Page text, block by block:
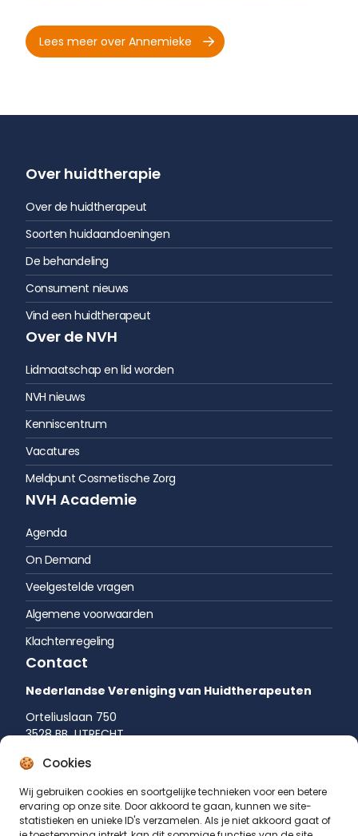
Cookies
Wij gebruiken cookies en soortgelijke technieken voor een betere
ervaring op onze site. Door akkoord te gaan, kunnen we site-
statistieken en unieke ID's verzamelen. Als je niet akkoord gaat of
Lees meer over Annemieke
Over huidtherapie
Over de huidtherapeut
Soorten huidaandoeningen
De behandeling
Consument nieuws
Vind een huidtherapeut
Over de NVH
Lidmaatschap en lid worden
NVH nieuws
Kenniscentrum
Vacatures
Meldpunt Cosmetische Zorg
NVH Academie
Agenda
On Demand
Veelgestelde vragen
Algemene voorwaarden
Klachtenregeling
Contact
Nederlandse Vereniging van Huidtherapeuten
Orteliuslaan 750
3528 BB UTRECHT
035 542 75 52